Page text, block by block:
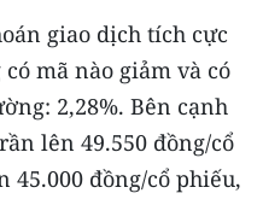
Bắc
giao dịch tích cực
mã nào giảm và có
2,28%. Bên cạnh
lên 49.550 đồng/cổ
45.000 đồng/cổ phiếu,